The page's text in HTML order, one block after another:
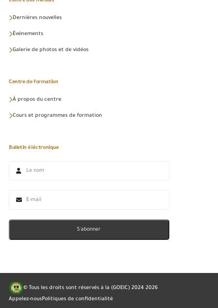
Dernières nouvelles
Événements
Galerie de photos et de vidéos
Centre de formation
À propos du centre
Cours et programmes de formation
Bulletin éléctronique
S'abonner
© Tous les droits sont réservés à la (GOEIC) 2024 2026
Appelez-nousPolitiques de confidentialité